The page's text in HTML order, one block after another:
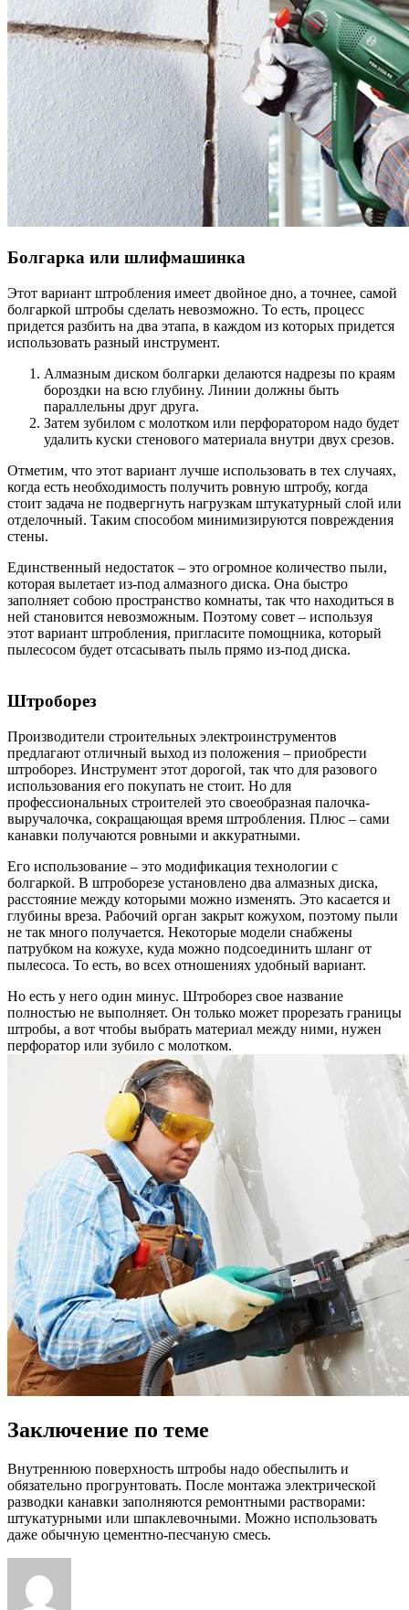
Болгарка или шлифмашинка
Этот вариант штробления имеет двойное дно, а точнее, самой
болгаркой штробы сделать невозможно. То есть, процесс
придется разбить на два этапа, в каждом из которых придется
использовать разный инструмент.
Алмазным диском болгарки делаются надрезы по краям
бороздки на всю глубину. Линии должны быть
параллельны друг друга.
Затем зубилом с молотком или перфоратором надо будет
удалить куски стенового материала внутри двух срезов.
Отметим, что этот вариант лучше использовать в тех случаях,
когда есть необходимость получить ровную штробу, когда
стоит задача не подвергнуть нагрузкам штукатурный слой или
отделочный. Таким способом минимизируются повреждения
стены.
Единственный недостаток – это огромное количество пыли,
которая вылетает из-под алмазного диска. Она быстро
заполняет собою пространство комнаты, так что находиться в
ней становится невозможным. Поэтому совет – используя
этот вариант штробления, пригласите помощника, который
пылесосом будет отсасывать пыль прямо из-под диска.
Штроборез
Производители строительных электроинструментов
предлагают отличный выход из положения – приобрести
штроборез. Инструмент этот дорогой, так что для разового
использования его покупать не стоит. Но для
профессиональных строителей это своеобразная палочка-
выручалочка, сокращающая время штробления. Плюс – сами
канавки получаются ровными и аккуратными.
Его использование – это модификация технологии с
болгаркой. В штроборезе установлено два алмазных диска,
расстояние между которыми можно изменять. Это касается и
глубины вреза. Рабочий орган закрыт кожухом, поэтому пыли
не так много получается. Некоторые модели снабжены
патрубком на кожухе, куда можно подсоединить шланг от
пылесоса. То есть, во всех отношениях удобный вариант.
Но есть у него один минус. Штроборез свое название
полностью не выполняет. Он только может прорезать границы
штробы, а вот чтобы выбрать материал между ними, нужен
перфоратор или зубило с молотком.
Заключение по теме
Внутреннюю поверхность штробы надо обеспылить и
обязательно прогрунтовать. После монтажа электрической
разводки канавки заполняются ремонтными растворами:
штукатурными или шпаклевочными. Можно использовать
даже обычную цементно-песчаную смесь.